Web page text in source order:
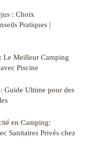
: Choix
Pratiques |
Le Meilleur Camping
Piscine
Guide Ultime pour des
en Camping:
Sanitaires Privés chez